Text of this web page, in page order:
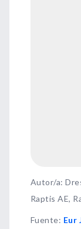
Autor/a:
Raptis AE,
Fuente: Eur